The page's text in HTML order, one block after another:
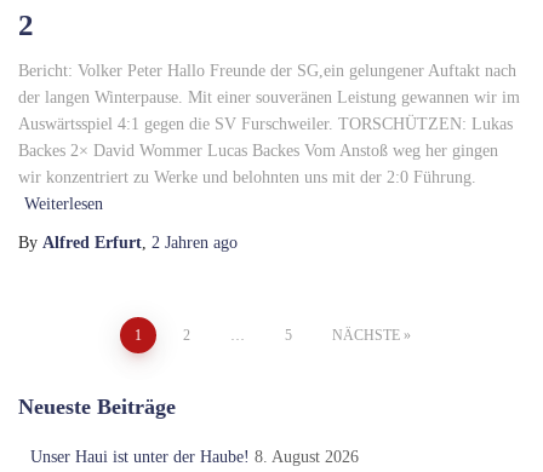
2
Bericht: Volker Peter Hallo Freunde der SG,ein gelungener Auftakt nach
der langen Winterpause. Mit einer souveränen Leistung gewannen wir im
Auswärtsspiel 4:1 gegen die SV Furschweiler. TORSCHÜTZEN: Lukas
Backes 2× David Wommer Lucas Backes Vom Anstoß weg her gingen
wir konzentriert zu Werke und belohnten uns mit der 2:0 Führung.
Weiterlesen
By Alfred Erfurt 2 Jahren ago
Seitennummerierung
der
Beiträge
1 2 5 NÄCHSTE
Neueste Beiträge
Unser Haui ist unter der Haube! 8. August 2026